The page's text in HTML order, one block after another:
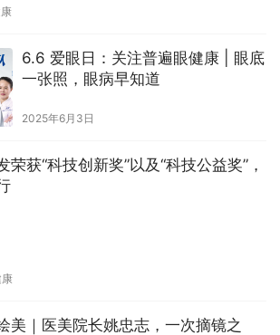
6.6 爱眼日：关注普遍眼健康 | 眼底
一张照，眼病早知道
2025年6月3日
获“科技创新奖”以及“科技公益奖”，
美｜医美院长姚忠志，一次摘镜之